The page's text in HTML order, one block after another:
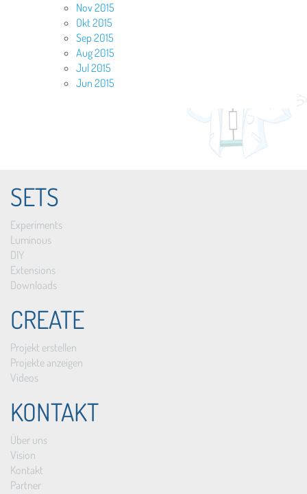
Nov 2015
Okt 2015
Sep 2015
Aug 2015
Jul 2015
Jun 2015
SETS
Experiments
Luminous
DIY
Extensions
Downloads
CREATE
Projekt erstellen
Projekte anzeigen
Videos
KONTAKT
Über uns
Vision
Kontakt
Partner